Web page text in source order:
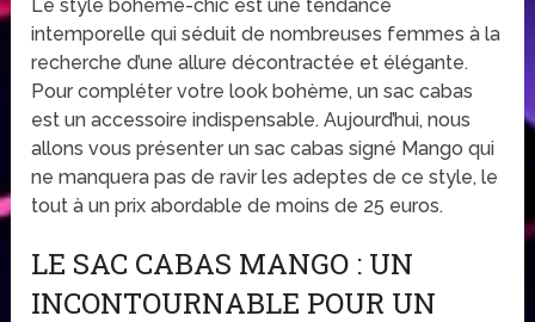
Le style bohème-chic est une tendance
intemporelle qui séduit de nombreuses femmes à la
recherche d’une allure décontractée et élégante.
Pour compléter votre look bohème, un sac cabas
est un accessoire indispensable. Aujourd’hui, nous
allons vous présenter un sac cabas signé Mango qui
ne manquera pas de ravir les adeptes de ce style, le
tout à un prix abordable de moins de 25 euros.
LE SAC CABAS MANGO : UN
INCONTOURNABLE POUR UN